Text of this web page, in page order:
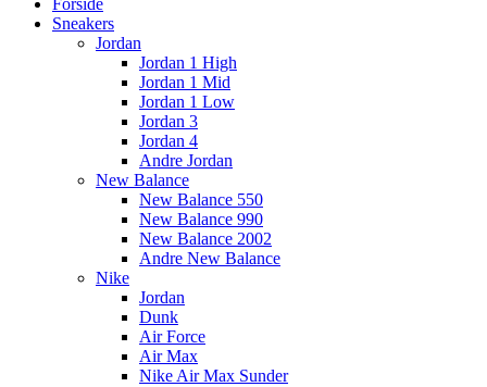
Menu
Forside
Sneakers
Jordan
Jordan 1 High
Jordan 1 Mid
Jordan 1 Low
Jordan 3
Jordan 4
Andre Jordan
New Balance
New Balance 550
New Balance 990
New Balance 2002
Andre New Balance
Nike
Jordan
Dunk
Air Force
Air Max
Nike Air Max Sunder